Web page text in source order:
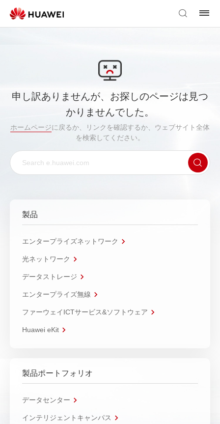
申し訳ありませんが、お探しのページは見つ
かりませんでした。
ホームページに戻るか、リンクを確認するか、ウェブサイト全体
を検索してください。
製品
エンタープライズネットワーク
光ネットワーク
データストレージ
エンタープライズ無線
ファーウェイICTサービス&ソフトウェア
Huawei eKit
製品ポートフォリオ
データセンター
インテリジェントキャンパス